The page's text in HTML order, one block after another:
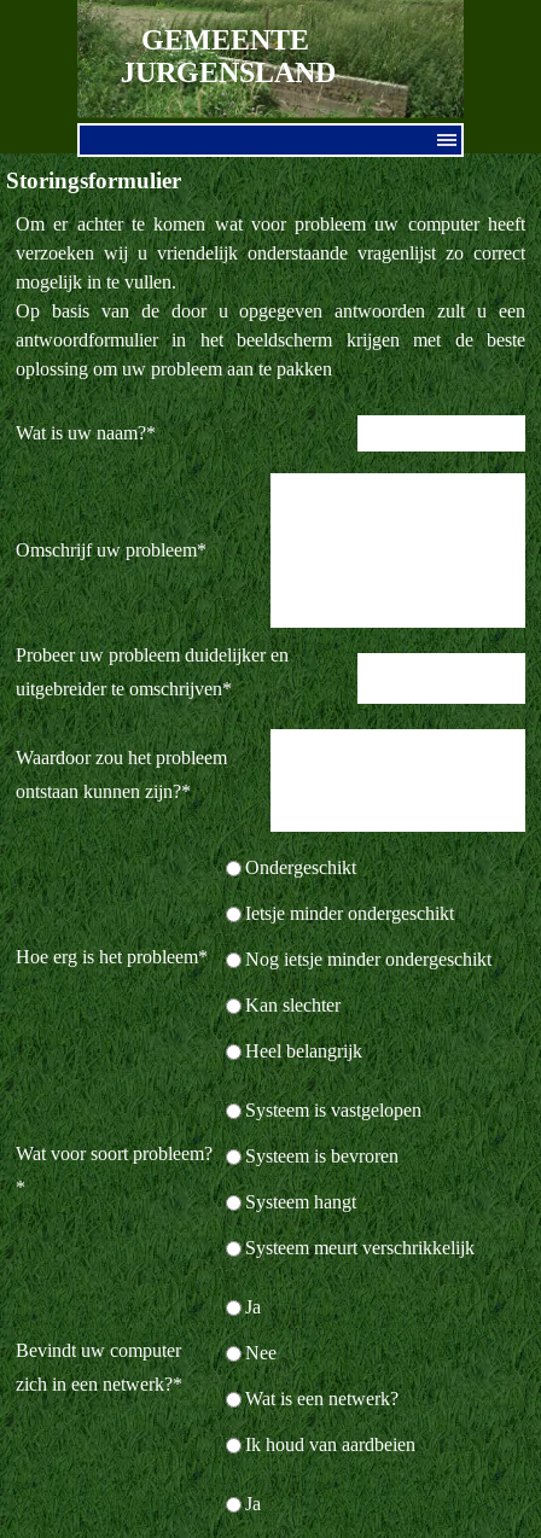
Ga naar de inhoud
GEMEENTE
JURGENSLAND
Storingsformulier
Om er achter te komen wat voor probleem uw computer heeft
verzoeken wij u vriendelijk onderstaande vragenlijst zo correct
mogelijk in te vullen.
Op basis van de door u opgegeven antwoorden zult u een
antwoordformulier in het beeldscherm krijgen met de beste
oplossing om uw probleem aan te pakken
Wat is uw naam?*
Omschrijf uw probleem*
Probeer uw probleem duidelijker en
uitgebreider te omschrijven*
Waardoor zou het probleem
ontstaan kunnen zijn?*
Hoe erg is het probleem*
Ondergeschikt
Ietsje minder ondergeschikt
Nog ietsje minder ondergeschikt
Kan slechter
Heel belangrijk
Wat voor soort probleem?
*
Systeem is vastgelopen
Systeem is bevroren
Systeem hangt
Systeem meurt verschrikkelijk
Bevindt uw computer
zich in een netwerk?*
Ja
Nee
Wat is een netwerk?
Ik houd van aardbeien
Ja